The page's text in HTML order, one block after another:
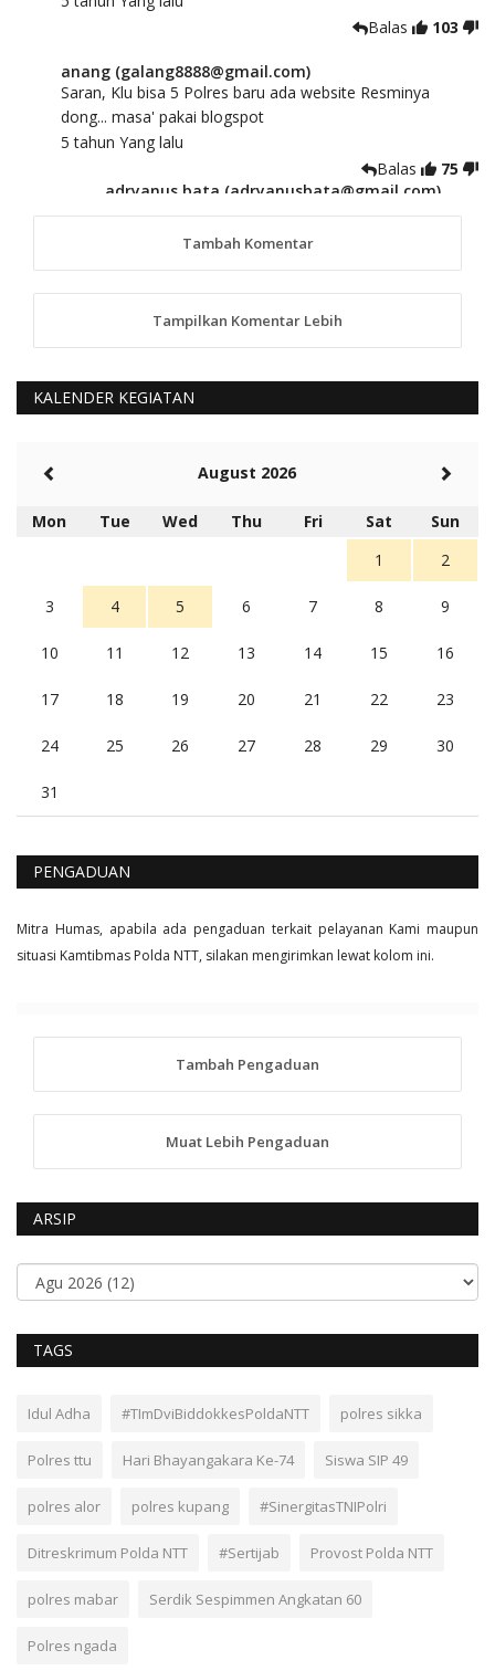
Balas
103
anang (galang8888@gmail.com)
Saran, Klu bisa 5 Polres baru ada website Resminya
dong... masa' pakai blogspot
5 tahun Yang lalu
Balas
75
adryanus bata (adryanusbata@gmail.com)
TKS atas saran dan masukannya, akan kami
tindaklanjuti
anggy (anakkaos@gmail.com)
Kami perantu bisa baca langsung terkait Pilkada Sumba
5 tahun Yang lalu
Rambu (rambu03@gmail.com)
Berita Polres Sumba Barat Mantap
5 tahun Yang lalu
Balas
16
Tambah Komentar
Tampilkan Komentar Lebih
KALENDER KEGIATAN
August 2026
Mon Tue Wed Thu Fri Sat
Sun
1
2
3 4 5 6 7 8 9
10 11 12 13 14 15 16
17 18 19 20 21 22 23
24 25 26 27 28 29 30
31
PENGADUAN
Mitra Humas, apabila ada pengaduan terkait pelayanan Kami maupun
situasi Kamtibmas Polda NTT, silakan mengirimkan lewat kolom ini.
Tambah Pengaduan
Muat Lebih Pengaduan
ARSIP
TAGS
Idul Adha #TImDviBiddokkesPoldaNTT polres sikka
Polres ttu Hari Bhayangakara Ke-74 Siswa SIP 49
polres alor polres kupang #SinergitasTNIPolri
Ditreskrimum Polda NTT #Sertijab Provost Polda NTT
polres mabar Serdik Sespimmen Angkatan 60
Polres ngada